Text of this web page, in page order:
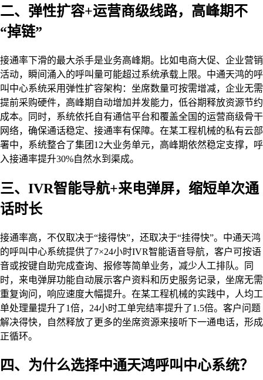
二、弹性扩容+运营商级线路，高峰期不
“掉链”
接通率下滑的最大杀手是业务高峰期。比如电商大促、企业营销
活动，瞬间涌入的呼叫量可能超过系统承载上限。中通天鸿的呼
叫中心系统采用弹性扩容架构：坐席数量可按需增减，企业无需
提前采购硬件，高峰期自动增加并发能力，低谷期释放资源节约
成本。同时，系统依托自有通信平台和覆盖全国的运营商级骨干
网络，确保通话稳定、接通率有保障。在某工程机械的私有云部
署中，系统整合了集团12大业务单元，高峰期依然稳定支撑，呼
入接通率提升30%自然水到渠成。
三、IVR智能导航+来电弹屏，缩短单次通
话时长
接通率高，不仅取决于“接得快”，还取决于“挂得快”。中通天鸿
的呼叫中心系统提供了7×24小时IVR智能语音导航，客户可按语
音或按键自助完成查询、报修等简单业务，减少人工排队。同
时，来电弹屏功能自动展示客户资料和历史服务记录，坐席无需
重复询问，响应速度大幅提升。在某工程机械的实践中，人均工
单处理量提升了1倍，24小时工单完结率提升了1.5倍。客户问题
解决得快，自然释放了更多的坐席资源来接听下一通电话，形成
正循环。
四、为什么选择中通天鸿呼叫中心系统？